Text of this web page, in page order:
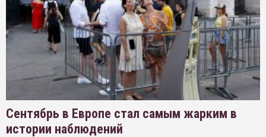
Сентябрь в Европе стал самым жарким в
истории наблюдений